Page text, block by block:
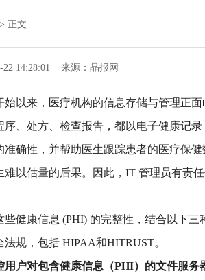
正文
22 14:28:01 来源：晶报网
始以来，医疗机构的信息存储与管理正
序、处方、检查报告，都以电子健康记
准确性，并帮助医生跟踪患者的医疗保
难以估量的后果。因此，IT 管理员有责任
些健康信息 (PHI) 的完整性，结合以下
法规，包括 HIPAA和HITRUST。
用户对包含健康信息（PHI）的文件服务